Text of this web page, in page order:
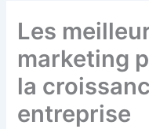
Les
marketing
la
entreprise